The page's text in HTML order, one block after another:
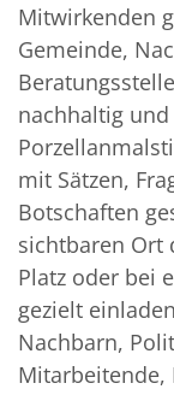
Mitwirkenden
Gemeinde,
nachhaltig
mit Sätzen,
Botschaften
sichtbaren Ort
Platz oder bei
gezielt
Nachbarn,
Mitarbeitende,